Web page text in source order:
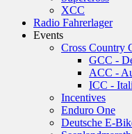
XCC
Radio Fahrerlager
Events
Cross Country
GCC -
ACC -
ICC -
Incentives
Enduro One
Deutsche E-